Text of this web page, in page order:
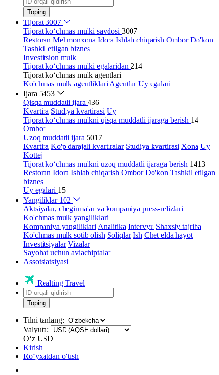
Toping
Tijorat 3007
Tijorat ko‘chmas mulki savdosi 3007
Restoran Mehmonxona Idora Ishlab chiqarish Ombor Do'kon
Tashkil etilgan biznes
Investitsion mulk
Tijorat ko‘chmas mulki egalaridan 214
Tijorat ko‘chmas mulk agentlari
Ko'chmas mulk agentliklari Agentlar Uy egalari
Ijara 5453
Qisqa muddatli ijara 436
Kvartira Studiya kvartirasi Uy
Tijorat ko‘chmas mulkni qisqa muddatli ijaraga berish 14
Ombor
Uzoq muddatli ijara 5017
Kvartira Ko'p darajali kvartiralar Studiya kvartirasi Xona Uy
Kottej
Tijorat ko‘chmas mulkni uzoq muddatli ijaraga berish 1413
Restoran Idora Ishlab chiqarish Ombor Do'kon Tashkil etilgan
biznes
Uy egalari 15
Yangiliklar 102
Aktsiyalar, chegirmalar va kompaniya press-relizlari
Ko'chmas mulk yangiliklari
Kompaniya yangiliklari Analitika Intervyu Shaxsiy tajriba
Ko'chmas mulk sotib olish Soliqlar Ish Chet elda hayot
Investitsiyalar Vizalar
Sayohat uchun aviachiptalar
Assotsiatsiyasi
Realting Travel
Toping
Tilni tanlang:
Valyuta:
Oʻz USD
Kirish
Roʻyxatdan oʻtish